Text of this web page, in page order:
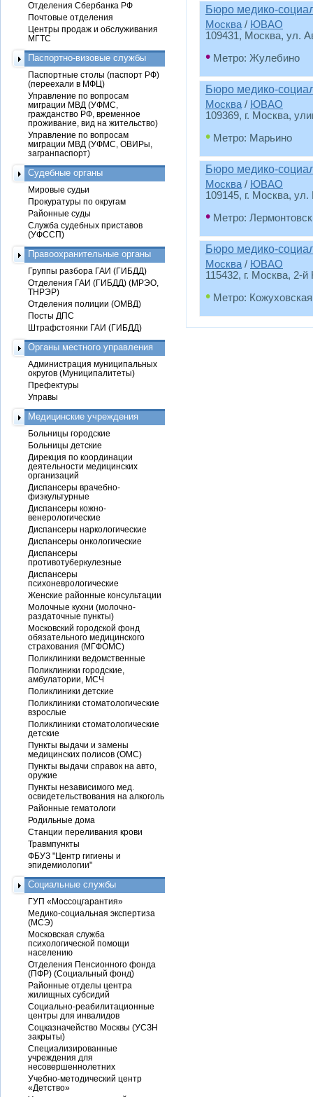
Бюро медико-
Москва / ЮВАО
109431, Москва, ул.
• Метро: Жулебино
Бюро медико-
Москва / ЮВАО
109369, г. Москва,
• Метро: Марьино
Бюро медико-
Москва / ЮВАО
109145, г. Москва,
• Метро:
Бюро медико-
Москва / ЮВАО
115432, г. Москва, 2-
• Метро: Кожуховская
Отделения Сбербанка РФ
Почтовые отделения
Центры продаж и обслуживания
МГТС
Паспортно-визовые службы
Паспортные столы (паспорт РФ)
(переехали в МФЦ)
Управление по вопросам
миграции МВД (УФМС,
гражданство РФ, временное
проживание, вид на жительство)
Управление по вопросам
миграции МВД (УФМС, ОВИРы,
загранпаспорт)
Судебные органы
Мировые судьи
Прокуратуры по округам
Районные суды
Служба судебных приставов
(УФССП)
Правоохранительные органы
Группы разбора ГАИ (ГИБДД)
Отделения ГАИ (ГИБДД) (МРЭО,
ТНРЭР)
Отделения полиции (ОМВД)
Посты ДПС
Штрафстоянки ГАИ (ГИБДД)
Органы местного управления
Администрация муниципальных
округов (Муниципалитеты)
Префектуры
Управы
Медицинские учреждения
Больницы городские
Больницы детские
Дирекция по координации
деятельности медицинских
организаций
Диспансеры врачебно-
физкультурные
Диспансеры кожно-
венерологические
Диспансеры наркологические
Диспансеры онкологические
Диспансеры
противотуберкулезные
Диспансеры
психоневрологические
Женские районные консультации
Молочные кухни (молочно-
раздаточные пункты)
Московский городской фонд
обязательного медицинского
страхования (МГФОМС)
Поликлиники ведомственные
Поликлиники городские,
амбулатории, МСЧ
Поликлиники детские
Поликлиники стоматологические
взрослые
Поликлиники стоматологические
детские
Пункты выдачи и замены
медицинских полисов (ОМС)
Пункты выдачи справок на авто,
оружие
Пункты независимого мед.
освидетельствования на алкоголь
Районные гематологи
Родильные дома
Станции переливания крови
Травмпункты
ФБУЗ "Центр гигиены и
эпидемиологии"
Социальные службы
ГУП «Моссоцгарантия»
Медико-социальная экспертиза
(МСЭ)
Московская служба
психологической помощи
населению
Отделения Пенсионного фонда
(ПФР) (Социальный фонд)
Районные отделы центра
жилищных субсидий
Социально-реабилитационные
центры для инвалидов
Соцказначейство Москвы (УСЗН
закрыты)
Специализированные
учреждения для
несовершеннолетних
Учебно-методический центр
«Детство»